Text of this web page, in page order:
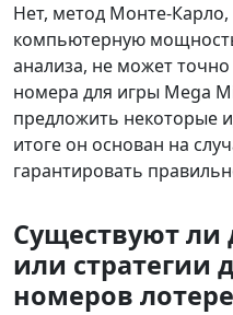
Нет, метод Монте-
компьютерную
анализа, не может
номера для игры Mega
предложить некоторые
итоге он основан на
гарантировать
Существуют ли
или стратегии
номеров